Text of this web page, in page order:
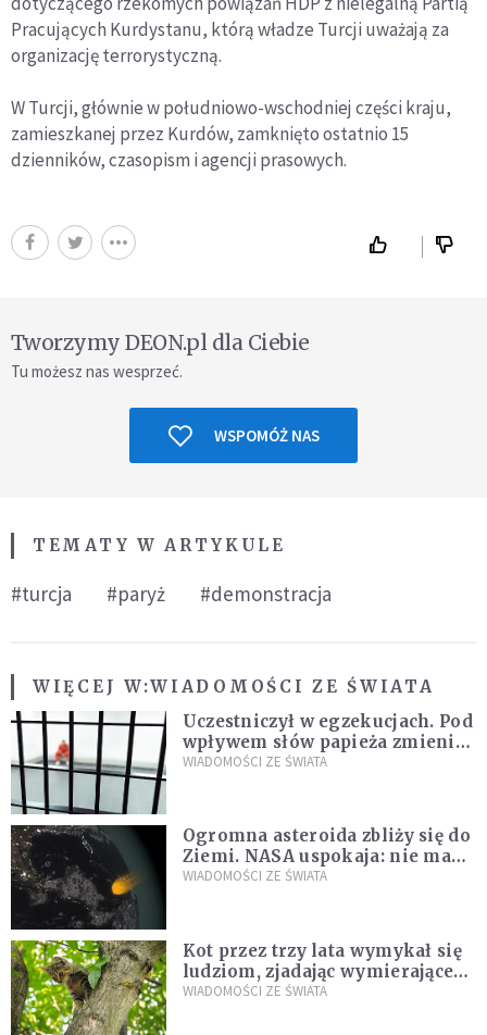
Pracujących Kurdystanu, którą władze Turcji uważają za
organizację terrorystyczną.
W Turcji, głównie w południowo-wschodniej części kraju,
zamieszkanej przez Kurdów, zamknięto ostatnio 15
dzienników, czasopism i agencji prasowych.
Tworzymy DEON.pl dla Ciebie
Tu możesz nas wesprzeć.
WSPOMÓŻ NAS
TEMATY W ARTYKULE
#turcja #paryż #demonstracja
WIĘCEJ W:WIADOMOŚCI ZE ŚWIATA
Uczestniczył w egzekucjach. Pod
wpływem słów papieża zmienił
zdanie
WIADOMOŚCI ZE ŚWIATA
Ogromna asteroida zbliży się do
Ziemi. NASA uspokaja: nie ma
zagrożenia
WIADOMOŚCI ZE ŚWIATA
Kot przez trzy lata wymykał się
ludziom, zjadając wymierające
kaczki. W końcu popełnił
WIADOMOŚCI ZE ŚWIATA